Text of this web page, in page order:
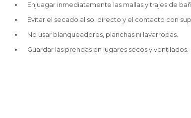
Enjuagar inmediatamente las mallas y trajes de
Evitar el secado al sol directo y el contacto con
No usar blanqueadores, planchas ni lavarropas.
Guardar las prendas en lugares secos y ventilados.